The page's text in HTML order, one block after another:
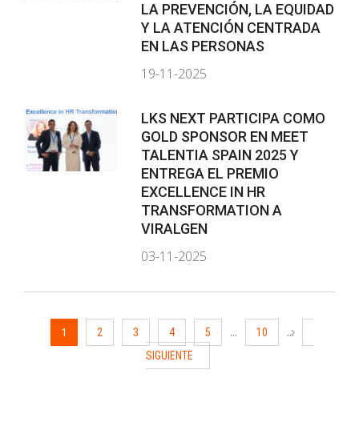
LA PREVENCIÓN, LA EQUIDAD
Y LA ATENCIÓN CENTRADA
EN LAS PERSONAS
19-11-2025
LKS NEXT PARTICIPA COMO
GOLD SPONSOR EN MEET
TALENTIA SPAIN 2025 Y
ENTREGA EL PREMIO
EXCELLENCE IN HR
TRANSFORMATION A
VIRALGEN
03-11-2025
1 2 3 4 5 ... 10 ...
SIGUIENTE